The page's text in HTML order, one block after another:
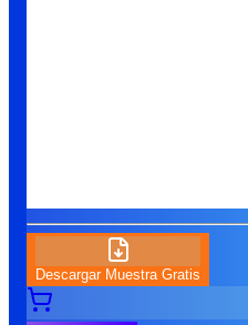
Descargar Muestra Gratis